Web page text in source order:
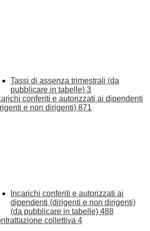
Tassi di assenza trimestrali (da
pubblicare in tabelle) 3
conferiti e autorizzati ai dipendenti
e non dirigenti) 871
Incarichi conferiti e autorizzati ai
dipendenti (dirigenti e non dirigenti)
(da pubblicare in tabelle) 488
collettiva 4